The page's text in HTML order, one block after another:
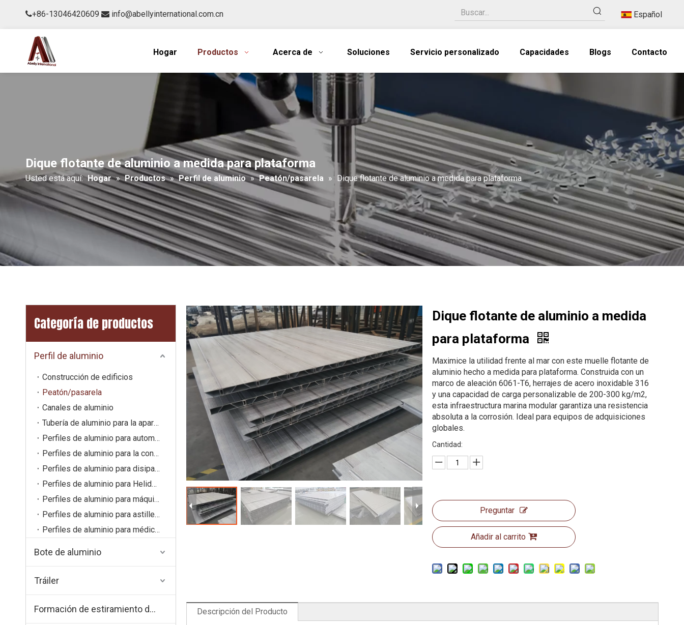
+86-13046420609  info@abellyinternational.com.cn Español
Hogar Productos Acerca de Soluciones Servicio personalizado Capacidades Blogs Contacto
Dique flotante de aluminio a medida para plataforma
Usted está aquí: Hogar » Productos » Perfil de aluminio » Peatón/pasarela » Dique flotante de aluminio a medida para plataforma
Categoría de productos
Perfil de aluminio
Construcción de edificios
Peatón/pasarela
Canales de aluminio
Tubería de aluminio para la aparemtura de aislamiento de gas
Perfiles de aluminio para automotriz
Perfiles de aluminio para la construcción
Perfiles de aluminio para disipador de calor
Perfiles de aluminio para Helideck
Perfiles de aluminio para máquina
Perfiles de aluminio para astillero marino
Perfiles de aluminio para médicos
Bote de aluminio
Tráiler
Formación de estiramiento de aluminio
Dique flotante de aluminio a medida
para plataforma
Maximice la utilidad frente al mar con este muelle flotante de
aluminio hecho a medida para plataforma. Construida con un
marco de aleación 6061-T6, herrajes de acero inoxidable 316
y una capacidad de carga personalizable de 200-300 kg/m2,
esta infraestructura marina modular garantiza una resistencia
absoluta a la corrosión. Ideal para equipos de adquisiciones
globales.
Cantidad:
Preguntar
Añadir al carrito
Descripción del Producto